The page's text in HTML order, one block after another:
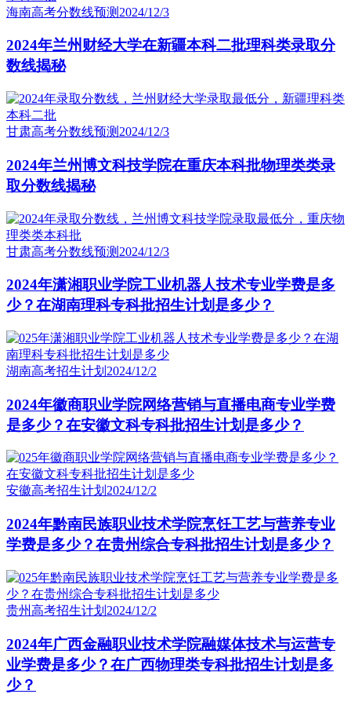
海南高考分数线预测 2024/12/3
2024年兰州财经大学在新疆本科二批理科类录取分
数线揭秘
甘肃高考分数线预测 2024/12/3
2024年兰州博文科技学院在重庆本科批物理类类录
取分数线揭秘
甘肃高考分数线预测 2024/12/3
2024年潇湘职业学院工业机器人技术专业学费是多
少？在湖南理科专科批招生计划是多少？
湖南高考招生计划 2024/12/2
2024年徽商职业学院网络营销与直播电商专业学费
是多少？在安徽文科专科批招生计划是多少？
安徽高考招生计划 2024/12/2
2024年黔南民族职业技术学院烹饪工艺与营养专业
学费是多少？在贵州综合专科批招生计划是多少？
贵州高考招生计划 2024/12/2
2024年广西金融职业技术学院融媒体技术与运营专
业学费是多少？在广西物理类专科批招生计划是多
少？